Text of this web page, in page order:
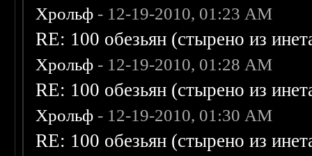
Хрольф - 12-19-2010, 01:23 AM
RE: 100 обезьян (стырено из
Хрольф - 12-19-2010, 01:28 AM
RE: 100 обезьян (стырено из
Хрольф - 12-19-2010, 01:30 AM
RE: 100 обезьян (стырено из